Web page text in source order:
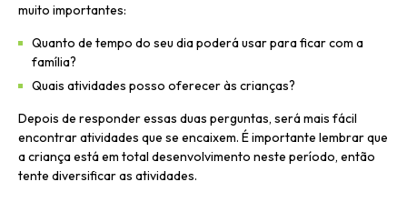
muito importantes:
Quanto de tempo do seu dia poderá usar para ficar com a
família?
Quais atividades posso oferecer às crianças?
Depois de responder essas duas perguntas, será mais fácil
encontrar atividades que se encaixem. É importante lembrar que
a criança está em total desenvolvimento neste período, então
tente diversificar as atividades.